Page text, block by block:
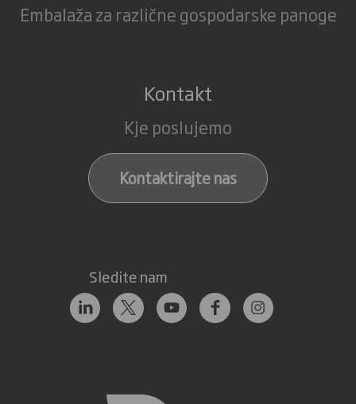
Embalaža za različne gospodarske panoge
Kontakt
Kje poslujemo
Kontaktirajte nas
Sledite nam